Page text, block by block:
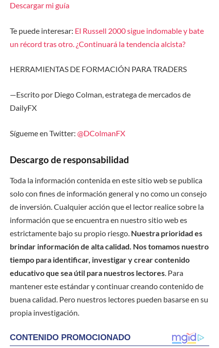
Descargar mi guía
Te puede interesar: El Russell 2000 sigue indomable y bate
un récord tras otro. ¿Continuará la tendencia alcista?
HERRAMIENTAS DE FORMACIÓN PARA TRADERS
—Escrito por Diego Colman, estratega de mercados de
DailyFX
Sígueme en Twitter: @DColmanFX
Descargo de responsabilidad
Toda la información contenida en este sitio web se publica
solo con fines de información general y no como un consejo
de inversión. Cualquier acción que el lector realice sobre la
información que se encuentra en nuestro sitio web es
estrictamente bajo su propio riesgo. Nuestra prioridad es
brindar información de alta calidad. Nos tomamos nuestro
tiempo para identificar, investigar y crear contenido
educativo que sea útil para nuestros lectores. Para
mantener este estándar y continuar creando contenido de
buena calidad. Pero nuestros lectores pueden basarse en su
propia investigación.